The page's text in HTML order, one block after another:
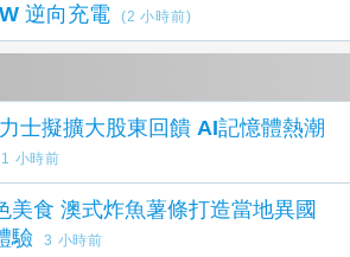
逆向充電
(2 小時前)
士擬擴大股東回饋 AI記憶體熱潮
1 小時前
美食 澳式炸魚薯條打造當地異國
驗
3 小時前